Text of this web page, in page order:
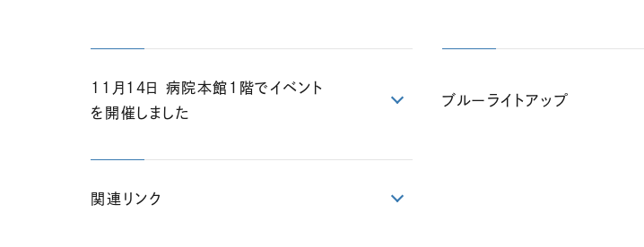
11月14日 病院本館１階でイベント
を開催しました
ブルーライトアップ
関連リンク